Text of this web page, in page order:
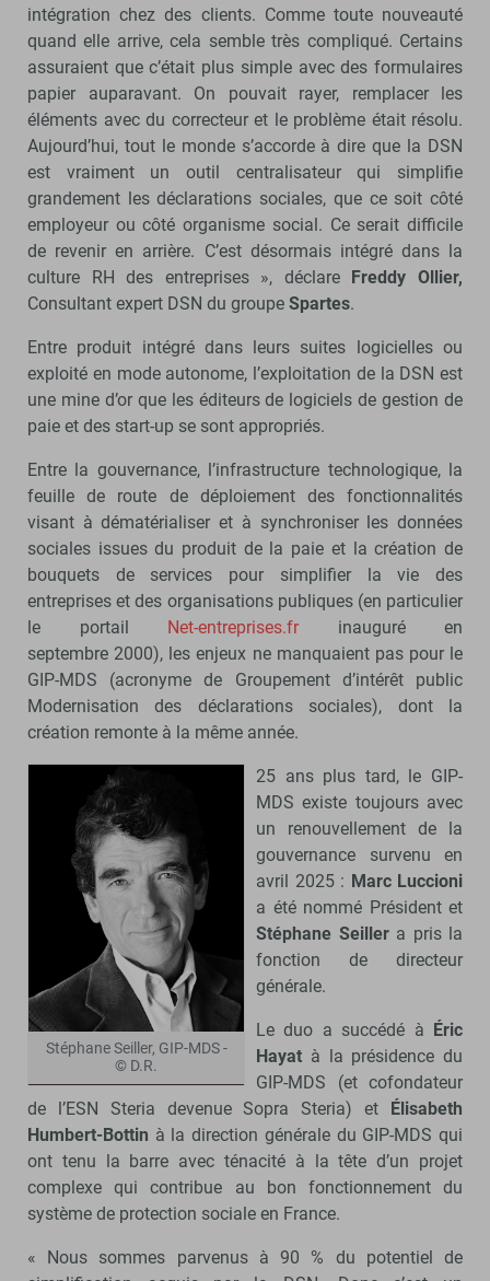
intégration chez des clients. Comme toute nouveauté
quand elle arrive, cela semble très compliqué. Certains
assuraient que c’était plus simple avec des formulaires
papier auparavant. On pouvait rayer, remplacer les
éléments avec du correcteur et le problème était résolu.
Aujourd’hui, tout le monde s’accorde à dire que la DSN
est vraiment un outil centralisateur qui simplifie
grandement les déclarations sociales, que ce soit côté
employeur ou côté organisme social. Ce serait difficile
de revenir en arrière. C’est désormais intégré dans la
culture RH des entreprises », déclare Freddy Ollier,
Consultant expert DSN du groupe Spartes.
Entre produit intégré dans leurs suites logicielles ou
exploité en mode autonome, l’exploitation de la DSN est
une mine d’or que les éditeurs de logiciels de gestion de
paie et des start-up se sont appropriés.
Entre la gouvernance, l’infrastructure technologique, la
feuille de route de déploiement des fonctionnalités
visant à dématérialiser et à synchroniser les données
sociales issues du produit de la paie et la création de
bouquets de services pour simplifier la vie des
entreprises et des organisations publiques (en particulier
le portail Net-entreprises.fr inauguré en
septembre 2000), les enjeux ne manquaient pas pour le
GIP-MDS (acronyme de Groupement d’intérêt public
Modernisation des déclarations sociales), dont la
création remonte à la même année.
Stéphane Seiller, GIP-MDS -
© D.R.
25 ans plus tard, le GIP-
MDS existe toujours avec
un renouvellement de la
gouvernance survenu en
avril 2025 : Marc Luccioni
a été nommé Président et
Stéphane Seillera pris la
fonction de directeur
générale.
Le duo a succédé à Éric
Hayat à la présidence du
GIP-MDS (et cofondateur
de l’ESN Steria devenue Sopra Steria) et Élisabeth
Humbert-Bottin à la direction générale du GIP-MDS qui
ont tenu la barre avec ténacité à la tête d’un projet
complexe qui contribue au bon fonctionnement du
système de protection sociale en France.
« Nous sommes parvenus à 90 % du potentiel de